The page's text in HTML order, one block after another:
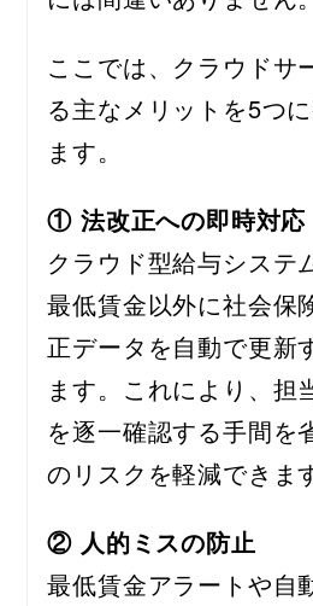
ここでは、クラウドサ
る主なメリットを5つ
ます。
① 法改正への即時対応
クラウド型給与システ
最低賃金以外に社会保
正データを自動で更新
ます。これにより、担
を逐一確認する手間を
のリスクを軽減できま
② 人的ミスの防止
最低賃金アラートや自